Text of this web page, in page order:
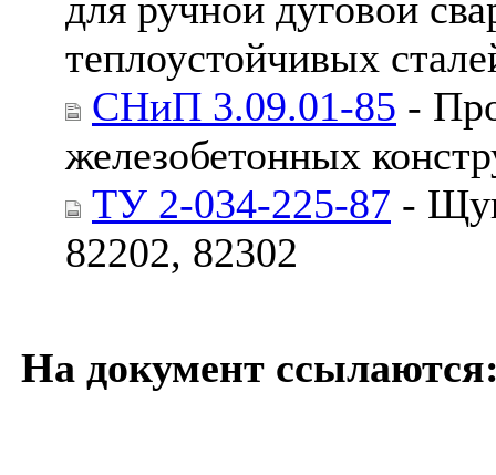
теплоустойчивых
СНиП 3.09.01-85 -
железобетонных
ТУ 2-034-225-87 -
82202, 82302
На документ